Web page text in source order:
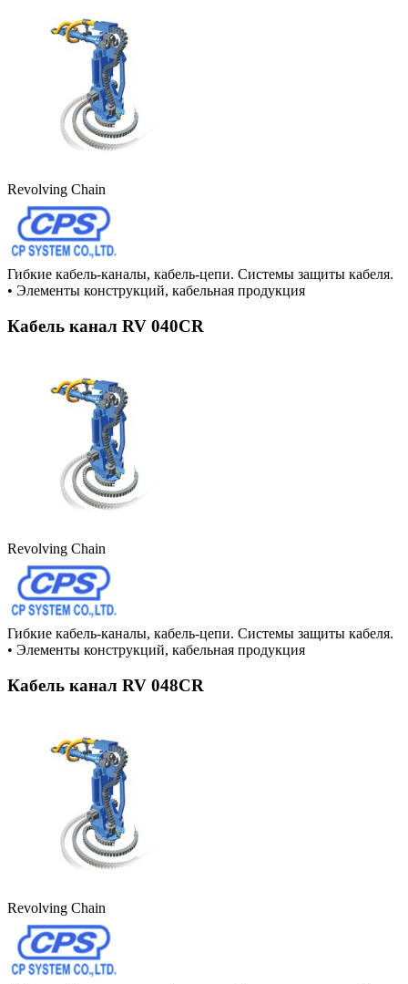
Revolving Chain
Гибкие кабель-каналы, кабель-цепи. Системы защиты кабеля.
• Элементы конструкций, кабельная продукция
Кабель канал RV 040CR
Revolving Chain
Гибкие кабель-каналы, кабель-цепи. Системы защиты кабеля.
• Элементы конструкций, кабельная продукция
Кабель канал RV 048CR
Revolving Chain